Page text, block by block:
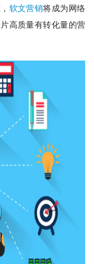
软文营销将成为网络
高质量有转化量的营